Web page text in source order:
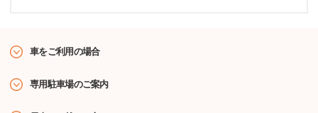
車をご利用の場合
専用駐車場のご案内